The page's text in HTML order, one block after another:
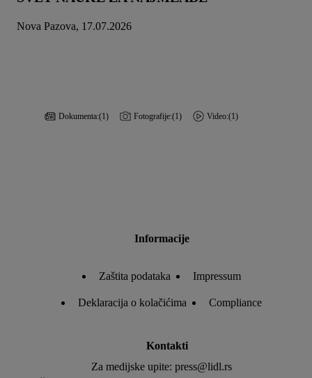
Nova Pazova, 17.07.2026
Dokumenta:(1) Fotografije:(1) Video:(1)
Informacije
Zaštita podataka Impressum
Deklaracija o kolačićima Compliance
Kontakti
Za medijske upite: press@lidl.rs